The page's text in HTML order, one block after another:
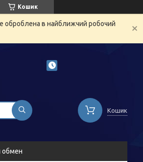
Кошик
оброблена в найближчий робочий
Кошик
обмен